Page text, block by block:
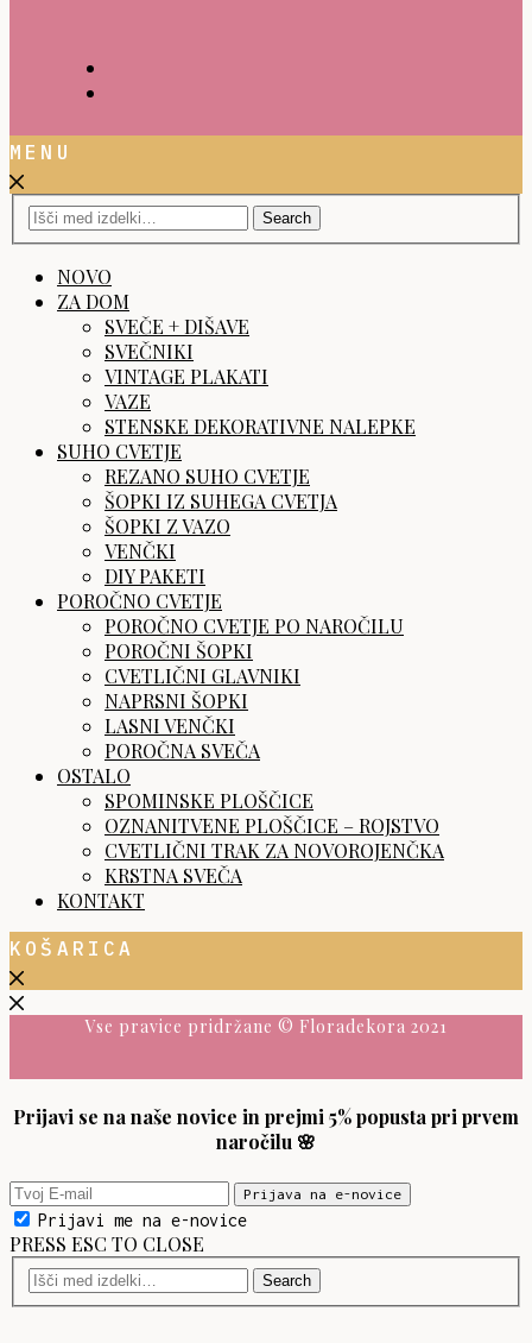
MENU
Search
NOVO
ZA DOM
SVEČE + DIŠAVE
SVEČNIKI
VINTAGE PLAKATI
VAZE
STENSKE DEKORATIVNE NALEPKE
SUHO CVETJE
REZANO SUHO CVETJE
ŠOPKI IZ SUHEGA CVETJA
ŠOPKI Z VAZO
VENČKI
DIY PAKETI
POROČNO CVETJE
POROČNO CVETJE PO NAROČILU
POROČNI ŠOPKI
CVETLIČNI GLAVNIKI
NAPRSNI ŠOPKI
LASNI VENČKI
POROČNA SVEČA
OSTALO
SPOMINSKE PLOŠČICE
OZNANITVENE PLOŠČICE – ROJSTVO
CVETLIČNI TRAK ZA NOVOROJENČKA
KRSTNA SVEČA
KONTAKT
KOŠARICA
Vse pravice pridržane © Floradekora 2021
Prijavi se na naše novice in prejmi 5% popusta pri prvem
naročilu 🌸
Prijavi me na e-novice
PRESS ESC TO CLOSE
Search